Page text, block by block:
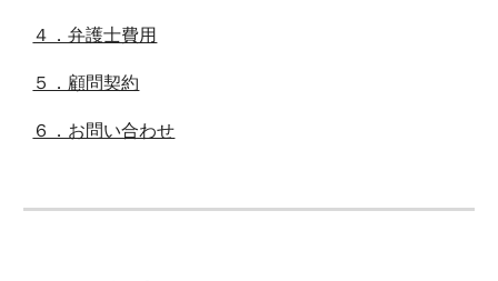
４．弁護士費用
５．顧問契約
６．お問い合わせ